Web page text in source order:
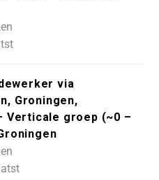
via
Groningen,
Verticale groep (~0 –